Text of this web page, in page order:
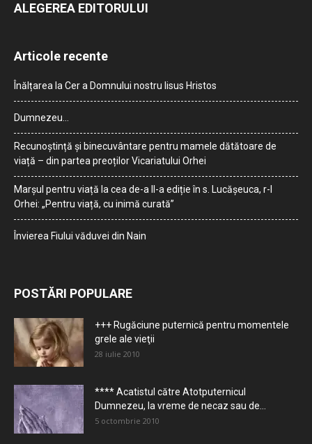
ALEGEREA EDITORULUI
Articole recente
Înălțarea la Cer a Domnului nostru Iisus Hristos
Dumnezeu…
Recunoștință și binecuvântare pentru mamele dătătoare de
viață – din partea preoților Vicariatului Orhei
Marșul pentru viață la cea de-a II-a ediție în s. Lucășeuca, r-l
Orhei: „Pentru viață, cu inimă curată”
Învierea Fiului văduvei din Nain
POSTĂRI POPULARE
+++ Rugăciune puternică pentru momentele
grele ale vieţii
28 iulie 2010
**** Acatistul către Atotputernicul
Dumnezeu, la vreme de necaz sau de...
5 octombrie 2010